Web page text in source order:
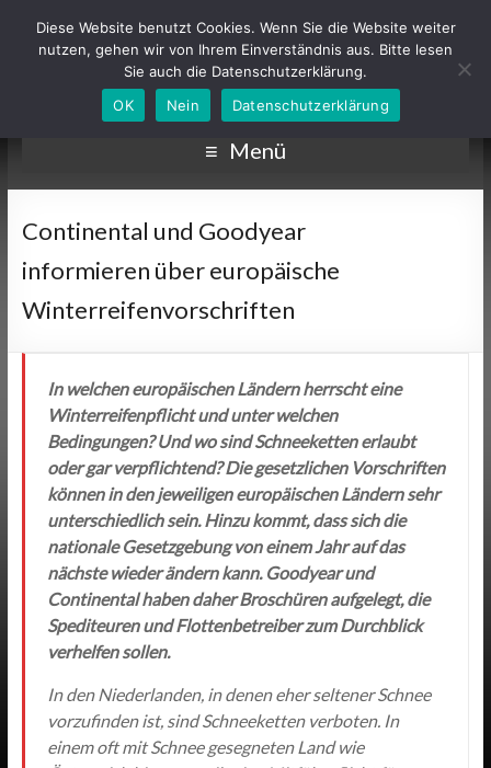
Menü
Continental und Goodyear
informieren über europäische
Winterreifenvorschriften
In welchen europäischen Ländern herrscht eine
Winterreifenpflicht und unter welchen
Bedingungen? Und wo sind Schneeketten erlaubt
oder gar verpflichtend? Die gesetzlichen Vorschriften
können in den jeweiligen europäischen Ländern sehr
unterschiedlich sein. Hinzu kommt, dass sich die
nationale Gesetzgebung von einem Jahr auf das
nächste wieder ändern kann. Goodyear und
Continental haben daher Broschüren aufgelegt, die
Spediteuren und Flottenbetreiber zum Durchblick
verhelfen sollen.
In den Niederlanden, in denen eher seltener Schnee
vorzufinden ist, sind Schneeketten verboten. In
einem oft mit Schnee gesegneten Land wie
Diese Website benutzt Cookies. Wenn Sie die Website weiter
nutzen, gehen wir von Ihrem Einverständnis aus. Bitte lesen
Sie auch die Datenschutzerklärung.
OK
Nein Datenschutzerklärung